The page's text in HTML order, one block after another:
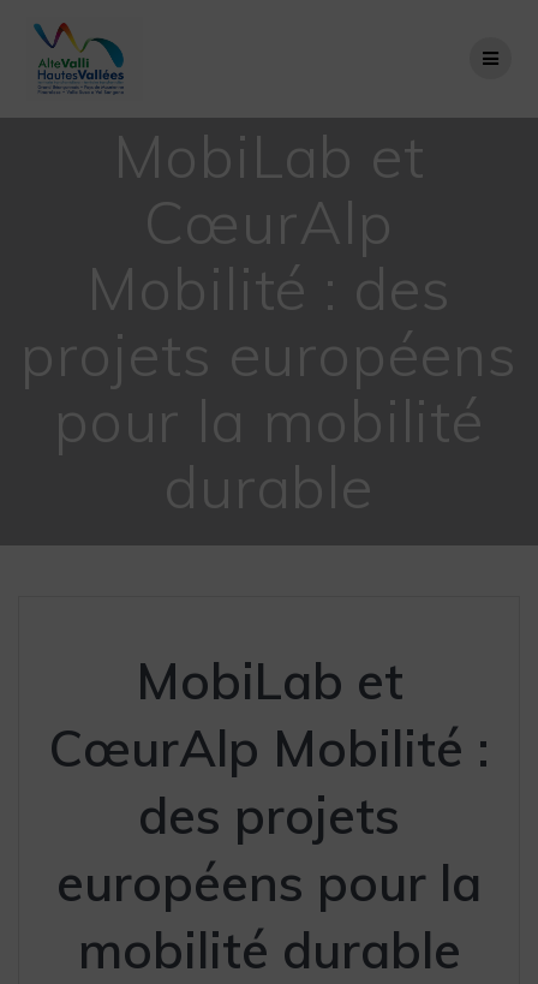
MobiLab et
CœurAlp
Mobilité : des
projets européens
pour la mobilité
durable
MobiLab et
CœurAlp Mobilité :
des projets
européens pour la
mobilité durable